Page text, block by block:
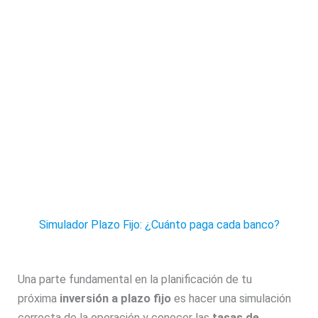
Simulador Plazo Fijo: ¿Cuánto paga cada banco?
Una parte fundamental en la planificación de tu
próxima inversión a plazo fijoes hacer una simulación